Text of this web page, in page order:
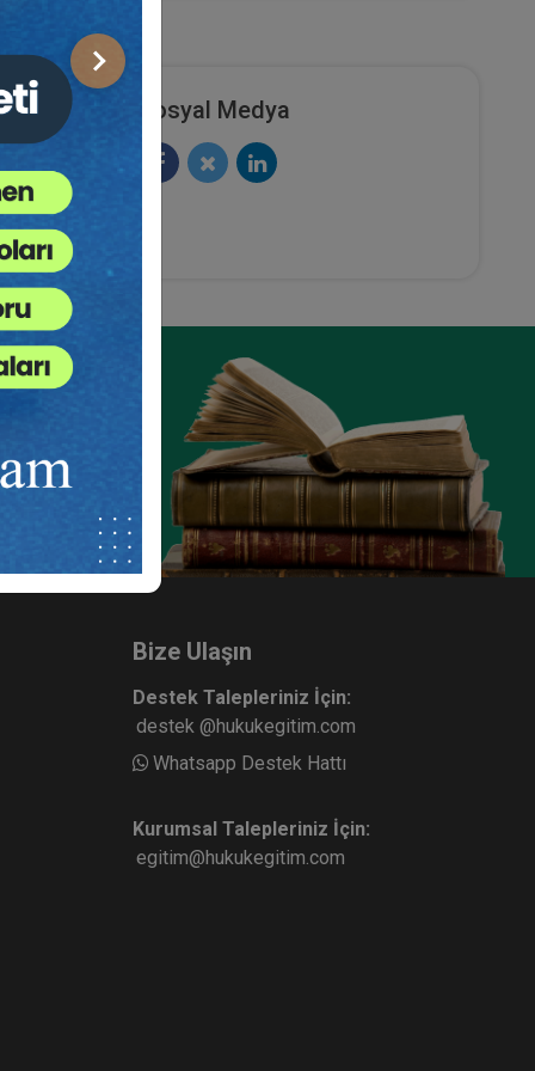
Sonraki
Usul
Özel
Hukuk
ve
Sosyal Medya
Bize Ulaşın
Destek Talepleriniz İçin:
destek @hukukegitim.com
Whatsapp Destek Hattı
Kurumsal Talepleriniz İçin:
egitim@hukukegitim.com